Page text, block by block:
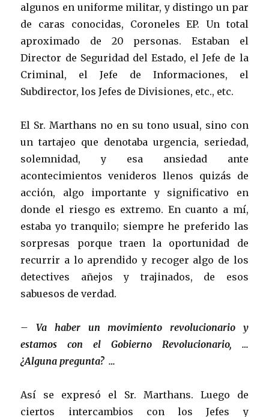
algunos en uniforme militar, y distingo un par
de caras conocidas, Coroneles EP. Un total
aproximado de 20 personas. Estaban el
Director de Seguridad del Estado, el Jefe de la
Criminal, el Jefe de Informaciones, el
Subdirector, los Jefes de Divisiones, etc., etc.
El Sr. Marthans no en su tono usual, sino con
un tartajeo que denotaba urgencia, seriedad,
solemnidad, y esa ansiedad ante
acontecimientos venideros llenos quizás de
acción, algo importante y significativo en
donde el riesgo es extremo. En cuanto a mí,
estaba yo tranquilo; siempre he preferido las
sorpresas porque traen la oportunidad de
recurrir a lo aprendido y recoger algo de los
detectives añejos y trajinados, de esos
sabuesos de verdad.
– Va haber un movimiento revolucionario y
estamos con el Gobierno Revolucionario, …
¿Alguna pregunta? …
Así se expresó el Sr. Marthans. Luego de
ciertos intercambios con los Jefes y